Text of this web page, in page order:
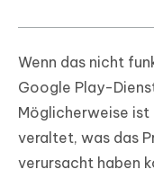
Wenn das nicht
Google Play-
Möglicherweise
veraltet, was das
verursacht haben